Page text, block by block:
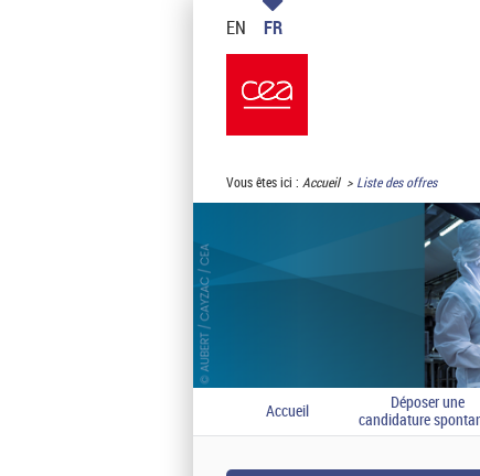
EN FR
Vous êtes ici : Accueil Liste des offres
Accueil
Déposer une
candidature